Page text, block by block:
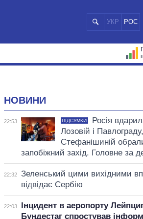
УКР РОС
НОВИНИ
22:53 ПІДСУМКИ
Росія
Лозовій і
Стефанішиній
запобіжний захід. Головне за
22:32
Зеленський цими вихідними
відвідає Сербію
22:03
Інцидент в аеропорту
Бундестаг спростував